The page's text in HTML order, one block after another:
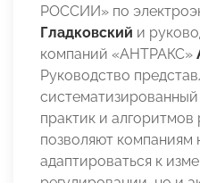
РОССИИ» по
Гладковский и
компаний «АНТРАКС»
Руководство
практик и
позволяют компаниям
адаптироваться к